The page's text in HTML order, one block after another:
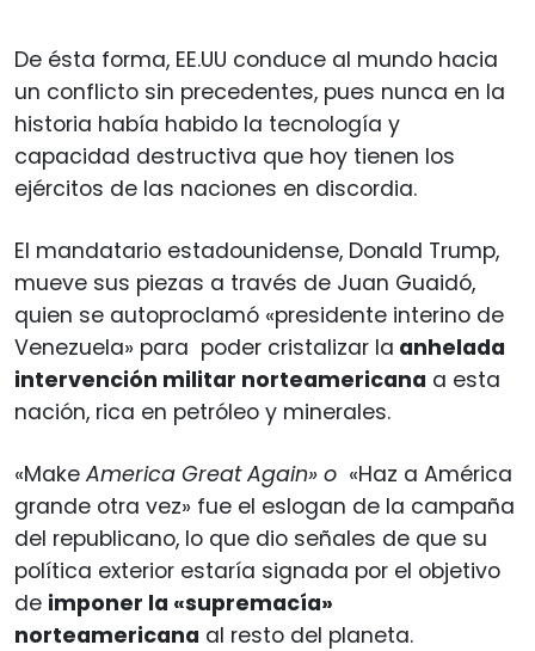
De ésta forma, EE.UU conduce al mundo hacia
un conflicto sin precedentes, pues nunca en la
historia había habido la tecnología y
capacidad destructiva que hoy tienen los
ejércitos de las naciones en discordia.
El mandatario estadounidense, Donald Trump,
mueve sus piezas a través de Juan Guaidó,
quien se autoproclamó «presidente interino de
Venezuela» para poder cristalizar la anhelada
intervención militar norteamericana a esta
nación, rica en petróleo y minerales.
«Make America Great Again» o «Haz a América
grande otra vez» fue el eslogan de la campaña
del republicano, lo que dio señales de que su
política exterior estaría signada por el objetivo
de imponer la «supremacía»
norteamericana al resto del planeta.